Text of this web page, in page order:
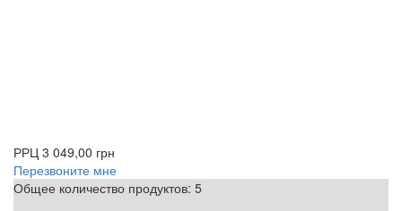
РРЦ 3 049,00 грн
Перезвоните мне
Общее количество продуктов: 5